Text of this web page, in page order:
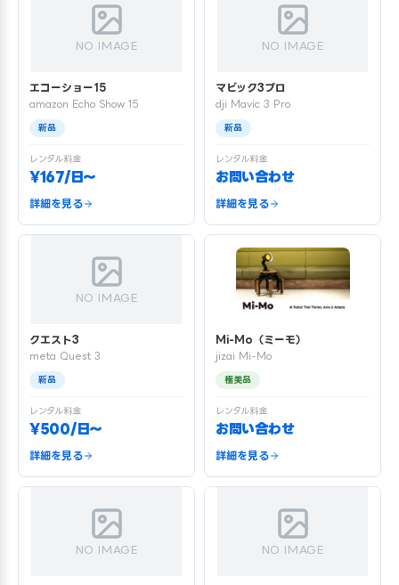
NO IMAGE
エコーショー15
amazon Echo Show 15
新品
レンタル料金
¥167/日〜
詳細を見る
NO IMAGE
マビック3プロ
dji Mavic 3 Pro
新品
レンタル料金
お問い合わせ
詳細を見る
NO IMAGE
クエスト3
meta Quest 3
新品
レンタル料金
¥500/日〜
詳細を見る
Mi-Mo（ミーモ）
jizai Mi-Mo
極美品
レンタル料金
お問い合わせ
詳細を見る
NO IMAGE NO IMAGE